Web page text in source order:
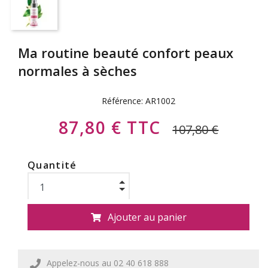
Ma routine beauté confort peaux
normales à sèches
Référence: AR1002
87,80 € TTC 107,80 €
Quantité
Ajouter au panier
Appelez-nous au 02 40 618 888